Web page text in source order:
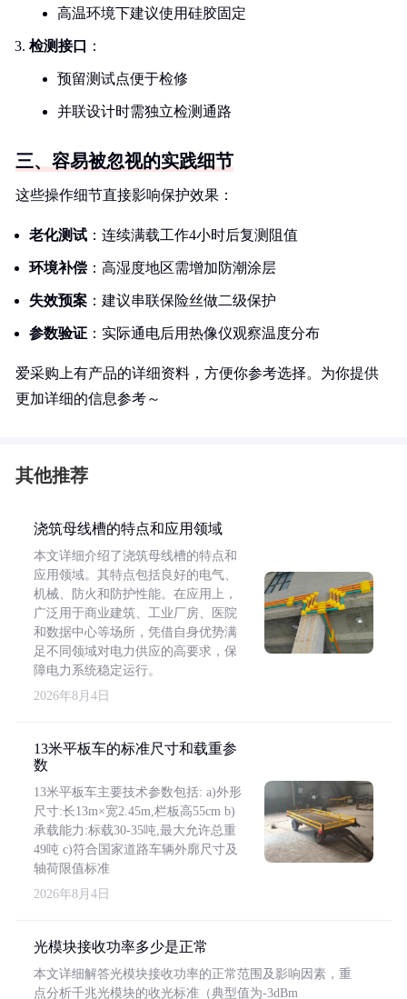
高温环境下建议使用硅胶固定
检测接口 ：
预留测试点便于检修
并联设计时需独立检测通路
三、容易被忽视的实践细节
这些操作细节直接影响保护效果：
老化测试 ：连续满载工作4小时后复测阻值
环境补偿 ：高湿度地区需增加防潮涂层
失效预案 ：建议串联保险丝做二级保护
参数验证 ：实际通电后用热像仪观察温度分布
爱采购上有产品的详细资料，方便你参考选择。为你提供
更加详细的信息参考～
其他推荐
浇筑母线槽的特点和应用领域
本文详细介绍了浇筑母线槽的特点和
应用领域。其特点包括良好的电气、
机械、防火和防护性能。在应用上，
广泛用于商业建筑、工业厂房、医院
和数据中心等场所，凭借自身优势满
足不同领域对电力供应的高要求，保
障电力系统稳定运行。
2026年8月4日
13米平板车的标准尺寸和载重参
数
13米平板车主要技术参数包括: a)外形
尺寸:长13m×宽2.45m,栏板高55cm b)
承载能力:标载30-35吨,最大允许总重
49吨 c)符合国家道路车辆外廓尺寸及
轴荷限值标准
2026年8月4日
光模块接收功率多少是正常
本文详细解答光模块接收功率的正常范围及影响因素，重
点分析千兆光模块的收光标准（典型值为-3dBm